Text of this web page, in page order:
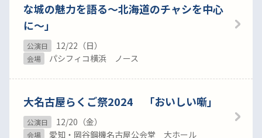
な城の魅力を語る～北海道のチャシを中心
に～」
公演日 12/22（日）
会場 パシフィコ横浜 ノース
大名古屋らくご祭2024 「おいしい噺」
公演日 12/20（金）
会場 愛知・岡谷鋼機名古屋公会堂 大ホール